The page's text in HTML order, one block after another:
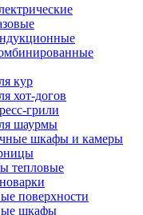
кур
хот-догов
грили
шаурмы
шкафы и камеры
тепловые
поверхности
шкафы